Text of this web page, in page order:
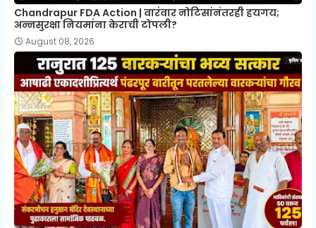
Chandrapur FDA Action | वारंवार नोटिसांनंतरही हयगय;
अन्नसुरक्षा नियमांना केराची टोपली?
August 08, 2026